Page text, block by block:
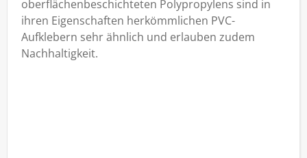
Innenbereich und im Außenbereich bei kurzzeitig
eingesetzten Werbeschildern.
oberflächenbeschichteten Polypropylens sind in
ihren Eigenschaften herkömmlichen PVC-
Aufklebern sehr ähnlich und erlauben zudem
Nachhaltigkeit.